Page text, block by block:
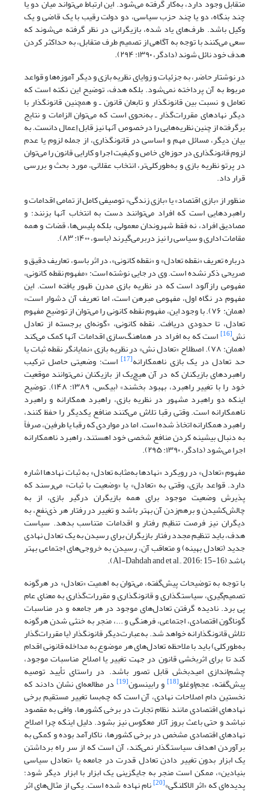
متقابل وجود دارد، به‌کار گرفته می‌شود. این ارتباط می‌تواند میان دو یا
چند بنگاه، دو یا چند حزب سیاسی، دو دولت رقیب با یک قاضی و یک
وکیل باشد. طرف‌های یاد شده، بازیگرانی در نظر گرفته می‌شوند که
سعی می‌کنند با توجه به آگاهی از تصمیم طرف متقابل، به حداکثر کردن
هدف خود نائل شوند (دادگر، ۱۳۹۰: ۲۹۴).
در نوشتار حاضر، به جزئیات و زوایای نظریه‌ بازی و دیگر آموزه‌ها و قواعد
مربوط به آن پرداخته نمی‌شود. بلکه هدف، توضیح این نکته است که
تعامل و نسبت بین قانونگذار و تابعان قانون ـ و همچنین قانونگذار با
دیگر نهادهای مقررات‌گذار ـ به‌نحوی است که می‌توان الزامات و نتایج
برگرفته از چنین نظریه‌هایی را درخصوص آنها نیز قابل اِعمال دانست. به
بیان دیگر، مسائل مهم و اساسی در قانونگذاری، از جمله لزوم یا عدم
لزوم قانونگذاری در حوزه‌ای خاص و کیفیت اجرا و کارایی قانون را می‌توان
در پرتو نظریه ‌بازی و به‌طورکلی‌تر، انتخاب عقلانی، مورد بحث و بررسی
قرار داد.
منظور از «بازی اقتصاد» یا «بازی زندگی»‌ توصیفی کامل از تمامی اقدامات و
راهبردهایی است که افراد می‌توانند دست به انتخاب آنها بزنند؛ و
مصادیق افراد، نه فقط شهروندان معمولی، بلکه پلیس‌ها، قضات‌ و همه
مقامات اداری و سیاسی را نیز در‌بر‌می‌گیرند (باسو، ۱۴۰۰: ۸۳).
درباره تعریف «نقطه تعادل» و «نقطه کانونی»، در اثر باسو، تعاریف دقیق و
صریحی ذکر نشده است. وی در جایی نوشته است: «مفهوم نقطه کانونی،
مفهومی رازآلود است که در نظریه ‌بازی مدرن ظهور یافته است. این
مفهوم در نگاه اول، مفهومی مبرهن است، اما تعریف آن دشوار است»
(همان: ۷۶). با وجود این، مفهوم نقطه کانونی را می‌توان از توضیح مفهوم
تعادل، تا حدودی دریافت. نقطه کانونی، «گونه‌ای برجسته از تعادل‌
نش[16] است که به افراد در هماهنگ‌سازی اقدامات آنها کمک می‌کند
(همان: ۷۸). اصطلاح «تعادل‌ نش» در نظریه‌ بازی‌ «نمایانگر نقطه ثبات یا
حد تعادل در یک بازی ناهمکارانه[17] است؛ وضعیتی حاصل ترکیب
راهبردهای بازیکنان که در آن هیچ‌یک از بازیکنان نمی‌توانند موقعیت
خود را با تغییر راهبرد، بهبود بخشند» (بیکس، ‌۱۳۸۹: ۱۴۸). توضیح
اینکه دو راهبرد مشهور در نظریه ‌بازی، راهبرد همکارانه و راهبرد
ناهمکارانه است. وقتی رقبا تلاش می‌کنند منافع یکدیگر را حفظ کنند،
راهبرد همکارانه اتخاذ شده است. اما در مواردی که رقبا یا طرفین، صرفاً
به‌ دنبال بیشینه‌ کردن منافع شخصی خود اهستند، راهبرد ناهمکارانه
اجرا می‌شود (دادگر، ۱۳۹۰: ۲۹۵).
مفهوم «تعادل» در رویکرد «نهادها به‌مثابه تعادل» به ثبات نهادها اشاره
دارد. قواعد بازی، وقتی به «تعادل» یا «وضعیت با ثبات» می‌رسند که
پذیرش وضعیت موجود برای همه بازیگران درگیر بازی، از به
‌چالش‌کشیدن و برهم‌زدن آن بهتر باشد و تغییر در رفتار هر ذی‌نفع، به
دیگران نیز فرصت تنظیم رفتار و اقدامات متناسب بدهد. سیاست
هدف، باید تنظیم مجدد رفتار بازیگران برای رسیدن به یک تعادل نهادی
جدید (تعادل بهینه) و متعاقب آن، رسیدن به خروجی‌های اجتماعی بهتر
باشد (Al-Dahdah and et al., 2016: 15-16).
با توجه به توضیحات پیش‌گفته، می‌توان به اهمیت «تعادل» در هرگونه
تصمیم‌گیری، سیاستگذاری و قانونگذاری و مقررات‌گذاری به معنای عام
پی برد. نادیده گرفتن تعادل‌های موجود در هر جامعه و در مناسبات
گوناگون اقتصادی، اجتماعی، ‌فرهنگی و ...، منجر به خنثی ‌شدن هرگونه
تلاش قانونگذارانه خواهد شد. به‌عبارت‌دیگر‌ قانونگذار (یا مقررات‌گذار
به‌طورکلی) باید با ملاحظه تعادل‌های ‌‌هر موضوع به مداخله قانونی اقدام
کند تا برای اثربخشی قانون در جهت تغییر یا اصلاح مناسبات موجود،
چشم‌اندازی امیدبخش قابل تصور باشد. در راستای تأیید توصیه
پیش‌گفته، عجم‌اوغلو[18] و رابینسون[19] در مطالعه‌ای نشان داد‌ند که
نخستین دام اصلاحات نهادی، آن است که چه‌بسا تغییر مستقیم برخی
نهادهای اقتصادی مانند نظام تجارت در برخی کشورها، وافی به مقصود
نباشد و حتی باعث بروز آثار معکوس نیز بشود. دلیل اینکه چرا اصلاح
نهادهای اقتصادی مشخص در برخی کشورها، ناکارآمد بوده و کمکی به
برآوردن اهداف سیاستگذار نمی‌کند، آن است که از سر راه برداشتن
یک ابزار بدون تغییر دادن تعادل قدرت در جامعه یا «تعادل سیاسی
بنیادین»، ممکن است منجر به جایگزینی یک ابزار با ابزار دیگر شود؛
پدیده‌ای که «اثر الاکلنگی»[20] نام نهاده شده است. یکی از مثال‌های اثر